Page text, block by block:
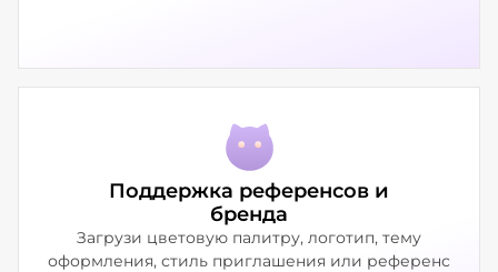
Поддержка референсов и
бренда
Загрузи цветовую палитру, логотип, тему
оформления, стиль приглашения или референс